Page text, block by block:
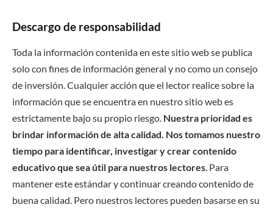
Descargo de responsabilidad
Toda la información contenida en este sitio web se publica
solo con fines de información general y no como un consejo
de inversión. Cualquier acción que el lector realice sobre la
información que se encuentra en nuestro sitio web es
estrictamente bajo su propio riesgo. Nuestra prioridad es
brindar información de alta calidad. Nos tomamos nuestro
tiempo para identificar, investigar y crear contenido
educativo que sea útil para nuestros lectores. Para
mantener este estándar y continuar creando contenido de
buena calidad. Pero nuestros lectores pueden basarse en su